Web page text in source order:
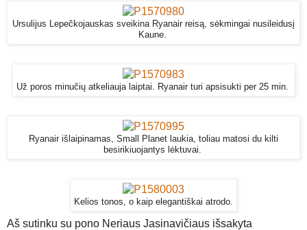
Ursulijus Lepečkojauskas sveikina Ryanair reisą, sėkmingai nusileidusį
Kaune.
Už poros minučių atkeliauja laiptai. Ryanair turi apsisukti per 25 min.
Ryanair išlaipinamas, Small Planet laukia, toliau matosi du kilti
besirikiuojantys lėktuvai.
Kelios tonos, o kaip elegantiškai atrodo.
Aš sutinku su pono Neriaus Jasinavičiaus išsakyta